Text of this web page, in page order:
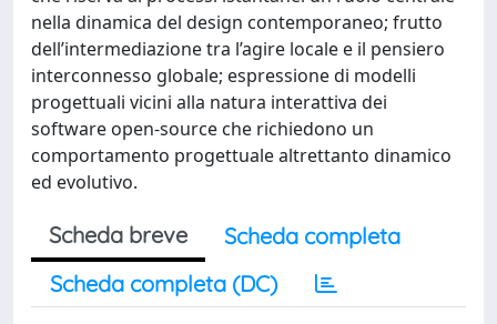
nella dinamica del design contemporaneo; frutto
dell’intermediazione tra l’agire locale e il pensiero
interconnesso globale; espressione di modelli
progettuali vicini alla natura interattiva dei
software open-source che richiedono un
comportamento progettuale altrettanto dinamico
ed evolutivo.
Scheda breve
Scheda completa
Scheda completa (DC)